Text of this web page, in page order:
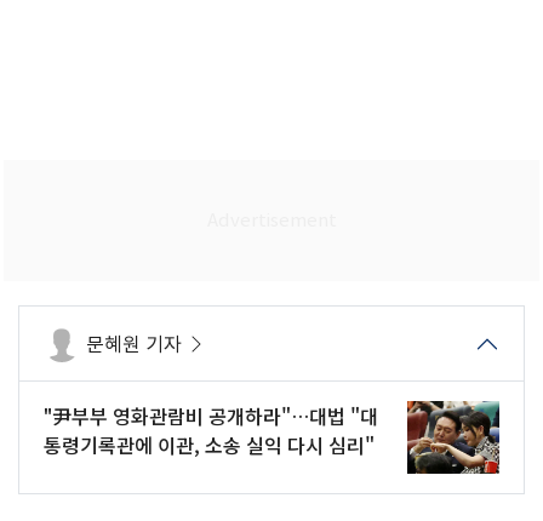
문혜원 기자
"尹부부 영화관람비 공개하라"…대법 "대
통령기록관에 이관, 소송 실익 다시 심리"